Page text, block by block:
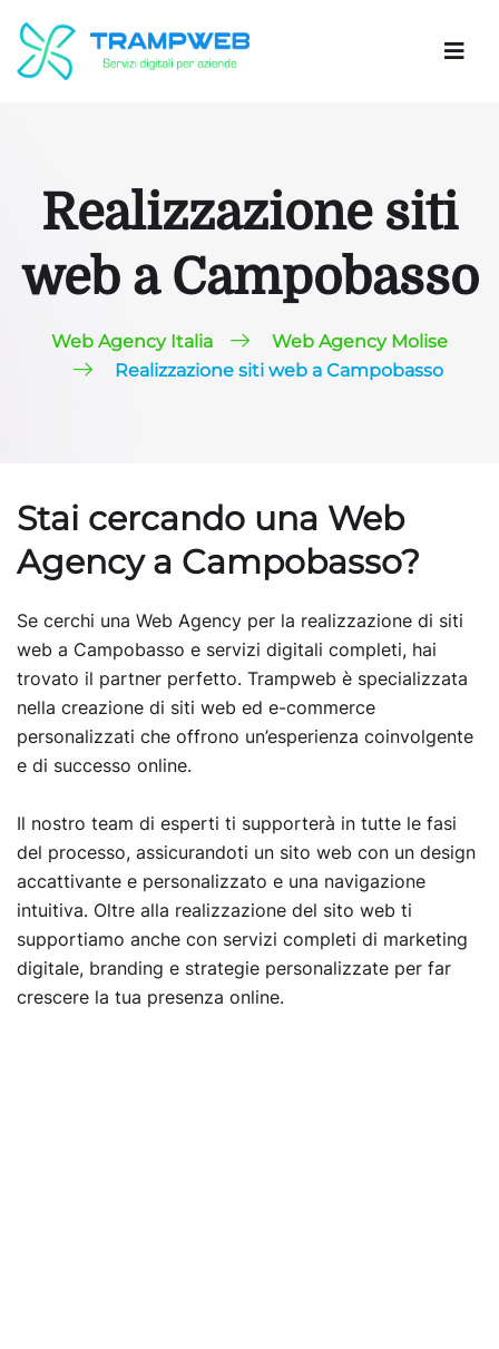
Realizzazione siti
web a Campobasso
Web Agency Italia
Web Agency Molise
Realizzazione siti web a Campobasso
Stai cercando una Web
Agency a Campobasso?
Se cerchi una Web Agency per la realizzazione di siti
web a Campobasso e servizi digitali completi, hai
trovato il partner perfetto. Trampweb è specializzata
nella creazione di siti web ed e-commerce
personalizzati che offrono un’esperienza coinvolgente
e di successo online.
Il nostro team di esperti ti supporterà in tutte le fasi
del processo, assicurandoti un sito web con un design
accattivante e personalizzato e una navigazione
intuitiva. Oltre alla realizzazione del sito web ti
supportiamo anche con servizi completi di marketing
digitale, branding e strategie personalizzate per far
crescere la tua presenza online.